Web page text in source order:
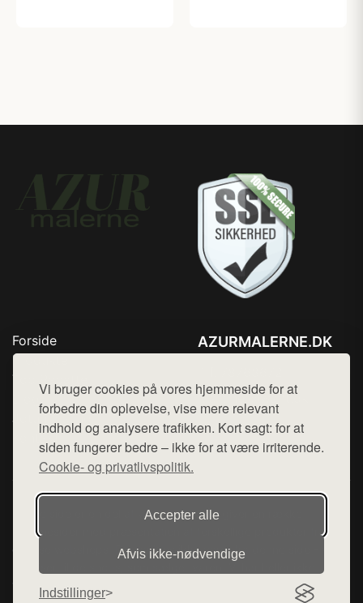
Vi bruger cookies på vores hjemmeside for at
forbedre din oplevelse, vise mere relevant
indhold og analysere trafikken. Kort sagt: for at
siden fungerer bedre – ikke for at være irriterende.
Cookie- og privatlivspolitik.
Accepter alle
Afvis ikke‑nødvendige
Indstillinger
Forside
Produkter
Top Rabatter
Jotun maling
Kontakt
AZURMALERNE.DK
Mail:hej@want.dk
Cookie- og privatlivspolitik
Denne side er en del af want.dk, der udgiver en række
hjemmesider med præsentation af forskellige produkter fra
diverse webshops. Der sælges ikke varer fra denne side - vi
henviser til de shops, som sælger varen. Vi har heller ikke
varerne på lager.